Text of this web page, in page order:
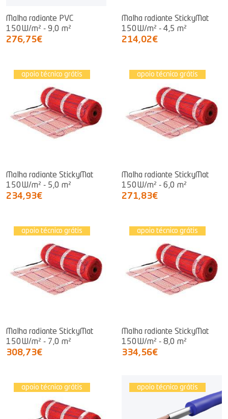
Malha radiante PVC
150W/m² - 9,0 m²
276,75€
Malha radiante StickyMat
150W/m² - 4,5 m²
214,02€
apoio técnico grátis
Malha radiante StickyMat
150W/m² - 5,0 m²
234,93€
apoio técnico grátis
Malha radiante StickyMat
150W/m² - 6,0 m²
271,83€
apoio técnico grátis
Malha radiante StickyMat
150W/m² - 7,0 m²
308,73€
apoio técnico grátis
Malha radiante StickyMat
150W/m² - 8,0 m²
334,56€
apoio técnico grátis apoio técnico grátis